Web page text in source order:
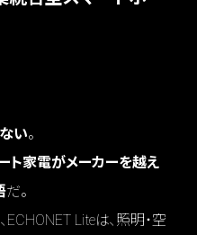
い。
ト家電がメーカーを越え
だ。
ECHONET Liteは、照明・空